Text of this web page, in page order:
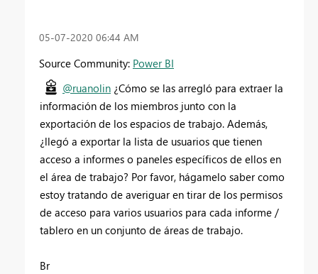
‎05-07-2020 06:44 AM
Source Community: Power BI
@ruanolin ¿Cómo se las arregló para extraer la
información de los miembros junto con la
exportación de los espacios de trabajo. Además,
¿llegó a exportar la lista de usuarios que tienen
acceso a informes o paneles específicos de ellos en
el área de trabajo? Por favor, hágamelo saber como
estoy tratando de averiguar en tirar de los permisos
de acceso para varios usuarios para cada informe /
tablero en un conjunto de áreas de trabajo.
Br